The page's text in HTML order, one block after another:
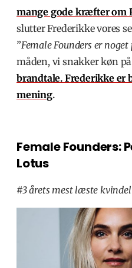
mange gode kræfter om
slutter Frederikke vores
”Female Founders er noget
måden, vi snakker køn
brandtale. Frederikke er
mening.
Female Founders:
Lotus
#3 årets mest læste